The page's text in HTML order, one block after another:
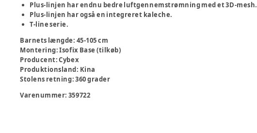
Plus-linjen har endnu bedre luftgennemstrømning med et 3D-mesh.
Plus-linjen har også en integreret kaleche.
T-line serie.
Barnets længde: 45-105 cm
Montering:Isofix Base (tilkøb)
Producent:Cybex
Produktionsland: Kina
Stolens retning:360 grader
Varenummer: 359722